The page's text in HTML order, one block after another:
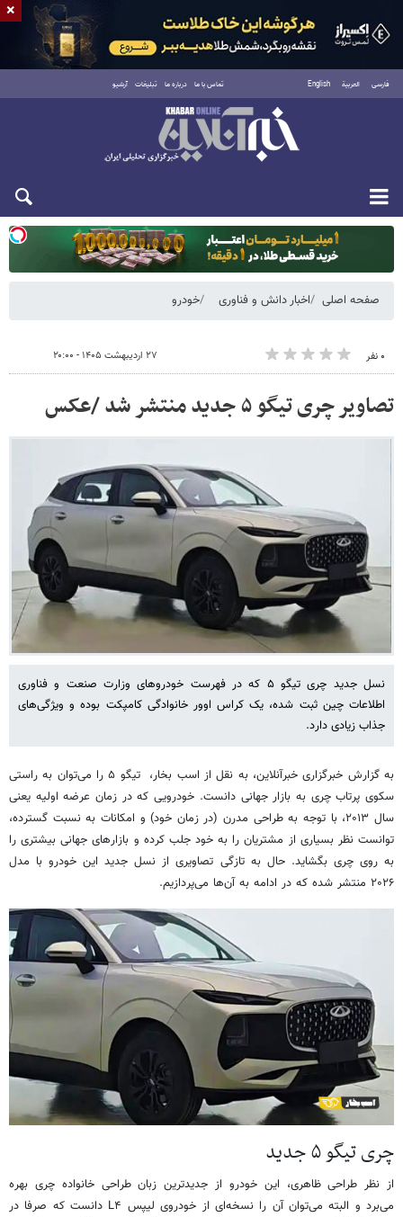
فارسی العربية English تماس با ما درباره ما تبلیغات آرشیو
یکشنبه ۱۸ مرداد ۱۴۰۵
صفحه اصلی اخبار دانش و فناوری خودرو
۰ نفر ۲۷ اردیبهشت ۱۴۰۵ - ۲۰:۰۰
تصاویر چری تیگو ۵ جدید منتشر شد /عکس
نسل جدید چری تیگو ۵ که در فهرست خودروهای وزارت صنعت و فناوری
اطلاعات چین ثبت شده، یک کراس اوور خانوادگی کامپکت بوده و ویژگی‌های
جذاب زیادی دارد.
به گزارش خبرگزاری خبرآنلاین، به نقل از اسب بخار، تیگو ۵ را می‌توان به راستی
سکوی پرتاب چری به بازار جهانی دانست. خودرویی که در زمان عرضه اولیه یعنی
سال ۲۰۱۳، با توجه به طراحی مدرن (در زمان خود) و امکانات به نسبت گسترده،
توانست نظر بسیاری از مشتریان را به خود جلب کرده و بازارهای جهانی بیشتری را
به روی چری بگشاید. حال به تازگی تصاویری از نسل جدید این خودرو با مدل
۲۰۲۶ منتشر شده که در ادامه به آن‌ها می‌پردازیم.
چری تیگو ۵ جدید
از نظر طراحی ظاهری، این خودرو از جدیدترین زبان طراحی خانواده چری بهره
می‌برد و البته می‌توان آن را نسخه‌ای از خودروی لیپس L۴ دانست که صرفا در
×